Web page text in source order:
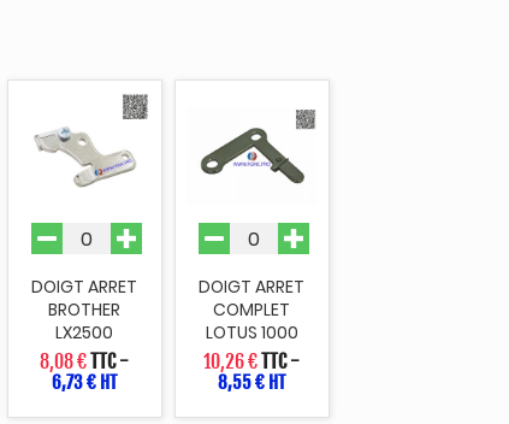
DOIGT ARRET
BROTHER
LX2500
8,08 €TTC-
6,73 € HT
DOIGT ARRET
COMPLET
LOTUS 1000
10,26 €TTC-
8,55 € HT